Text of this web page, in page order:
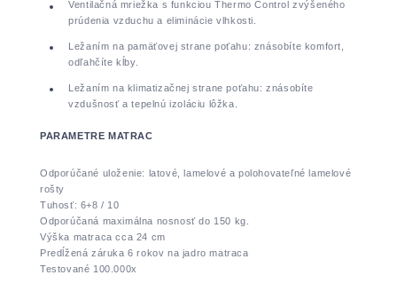
Ventilačná mriežka s funkciou Thermo Control zvýšeného
prúdenia vzduchu a eliminácie vlhkosti.
Ležaním na pamäťovej strane poťahu: znásobíte komfort,
odľahčíte kĺby.
Ležaním na klimatizačnej strane poťahu: znásobíte
vzdušnosť a tepelnú izoláciu lôžka.
PARAMETRE MATRAC
Odporúčané uloženie: latové, lamelové a polohovateľné lamelové
rošty
Tuhosť: 6+8 / 10
Odporúčaná maximálna nosnosť do 150 kg.
Výška matraca cca 24 cm
Predĺžená záruka 6 rokov na jadro matraca
Testované 100.000x